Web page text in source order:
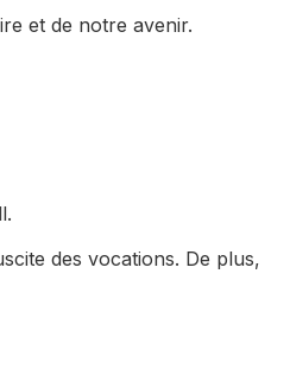
et de notre avenir.
des vocations. De plus,